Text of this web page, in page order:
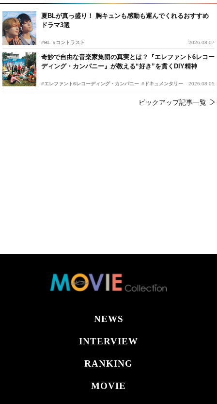
夏BLが真っ盛り！ 胸キュンも感動も運んでくれるおすすめ
ドラマ3選
#BL #コントラスト 2026.08.07
奇妙で自由な音楽家集団の真実とは？『エレファント6レコー
ディング・カンパニー』が教える“好き”を貫くDIY精神
#エレファント6レコーディング・カンパニー #ドキュメンタリー 2026.08.05
ピックアップ記事一覧
NEWS
INTERVIEW
RANKING
MOVIE